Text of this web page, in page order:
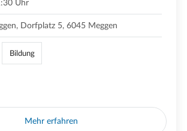
Uhr
Dorfplatz 5, 6045 Meggen
Bildung
Mehr erfahren